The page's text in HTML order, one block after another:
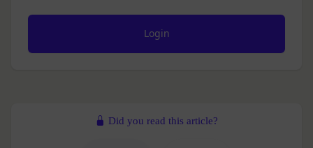
Did you read this article?
当社所定の方法により会員が提供する商品レビュ
ー、画像データその他一切の提供物（以下、これら